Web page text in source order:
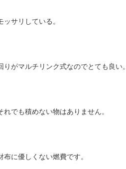
サリしている。
がマルチリンク式なのでとても良い。
でも積めない物はありません。
に優しくない燃費です。